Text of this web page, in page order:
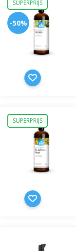
make-up tillen
deodorantroller
Cosmetische oliën
gietoliën
gietoliën hydrofiel
amarantolie
Arganolie 100
SUPERPRIJS
-50%
SUPERPRIJS